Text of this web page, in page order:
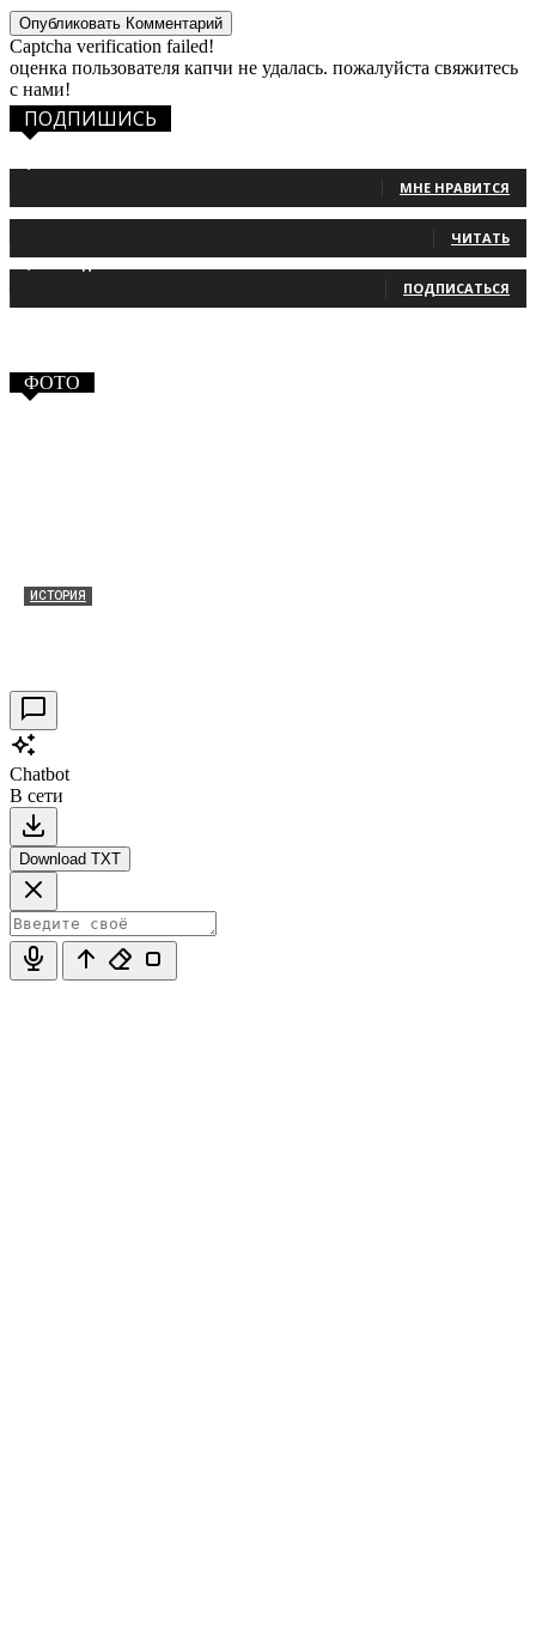
Captcha verification failed!
оценка пользователя капчи не удалась. пожалуйста свяжитесь
с нами!
ПОДПИШИСЬ
МНЕ НРАВИТСЯ
ЧИТАТЬ
ПОДПИСАТЬСЯ
ФОТО
ИСТОРИЯ
Chatbot
В сети
Download TXT